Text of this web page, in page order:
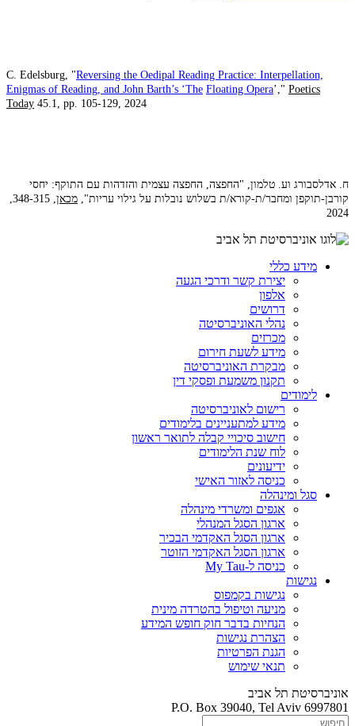
C. Edelsburg, "Reversing the Oedipal Reading Practice: Interpellation,
Enigmas of Reading, and John Barth’s ‘The Floating Opera’," Poetics
Today 45.1, pp. 105-129, 2024
ח. אדלסבורג וע. טלמון, "החפצה, החפצה עצמית והזדהות עם התוקף: יחסי
קורבן-תוקפן ומחבר/ת-קורא/ת בשלוש נובלות על גילוי עריות", מכאן
, 348-315,
2024
מידע כללי
יצירת קשר ודרכי הגעה
אלפון
דרושים
נהלי האוניברסיטה
מכרזים
מידע לשעת חירום
מבקרת האוניברסיטה
תקנון משמעת ופסקי דין
לימודים
רישום לאוניברסיטה
מידע למתעניינים בלימודים
חישוב סיכויי קבלה לתואר ראשון
לוח שנת הלימודים
ידיעונים
כניסה לאזור האישי
סגל ומינהלה
אגפים ומשרדי מינהלה
ארגון הסגל המנהלי
ארגון הסגל האקדמי הבכיר
ארגון הסגל האקדמי הזוטר
כניסה ל-My Tau
נגישות
נגישות בקמפוס
מניעה וטיפול בהטרדה מינית
הנחיות בדבר חוק חופש המידע
הצהרת נגישות
הגנת הפרטיות
תנאי שימוש
אוניברסיטת תל אביב
P.O. Box 39040, Tel Aviv 6997801